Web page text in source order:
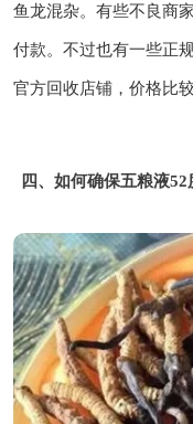
鱼龙混杂。有些不良商
付款。不过也有一些正
官方回收店铺，价格比
四、如何确保五粮液